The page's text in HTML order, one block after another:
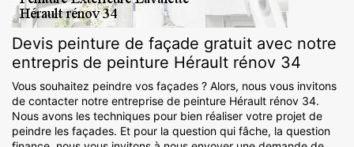
Devis peinture de façade gratuit avec notre
entrepris de peinture Hérault rénov 34
Vous souhaitez peindre vos façades ? Alors, nous vous invitons
de contacter notre entreprise de peinture Hérault rénov 34.
Nous avons les techniques pour bien réaliser votre projet de
peindre les façades. Et pour la question qui fâche, la question